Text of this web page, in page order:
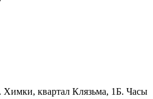
Химки, квартал Клязьма, 1Б. Часы